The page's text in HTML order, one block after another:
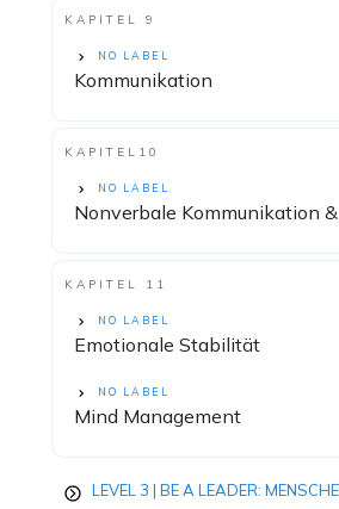
KAPITEL 9
NO LABEL
Kommunikation
KAPITEL10
NO LABEL
Nonverbale Kommunikation
KAPITEL 11
NO LABEL
Emotionale Stabilität
NO LABEL
Mind Management
LEVEL 3 | BE A LEADER: